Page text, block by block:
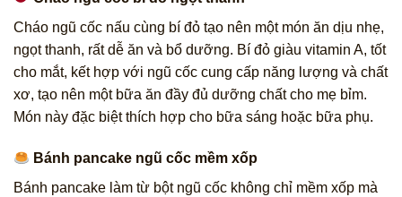
Cháo ngũ cốc nấu cùng bí đỏ tạo nên một món ăn dịu nhẹ,
ngọt thanh, rất dễ ăn và bổ dưỡng. Bí đỏ giàu vitamin A, tốt
cho mắt, kết hợp với ngũ cốc cung cấp năng lượng và chất
xơ, tạo nên một bữa ăn đầy đủ dưỡng chất cho mẹ bỉm.
Món này đặc biệt thích hợp cho bữa sáng hoặc bữa phụ.
Bánh pancake ngũ cốc mềm xốp
Bánh pancake làm từ bột ngũ cốc không chỉ mềm xốp mà